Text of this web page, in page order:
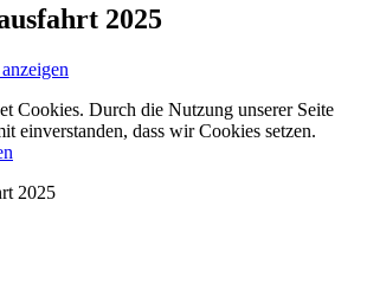
2025
Cookies. Durch die Nutzung unserer Seite
einverstanden, dass wir Cookies setzen.